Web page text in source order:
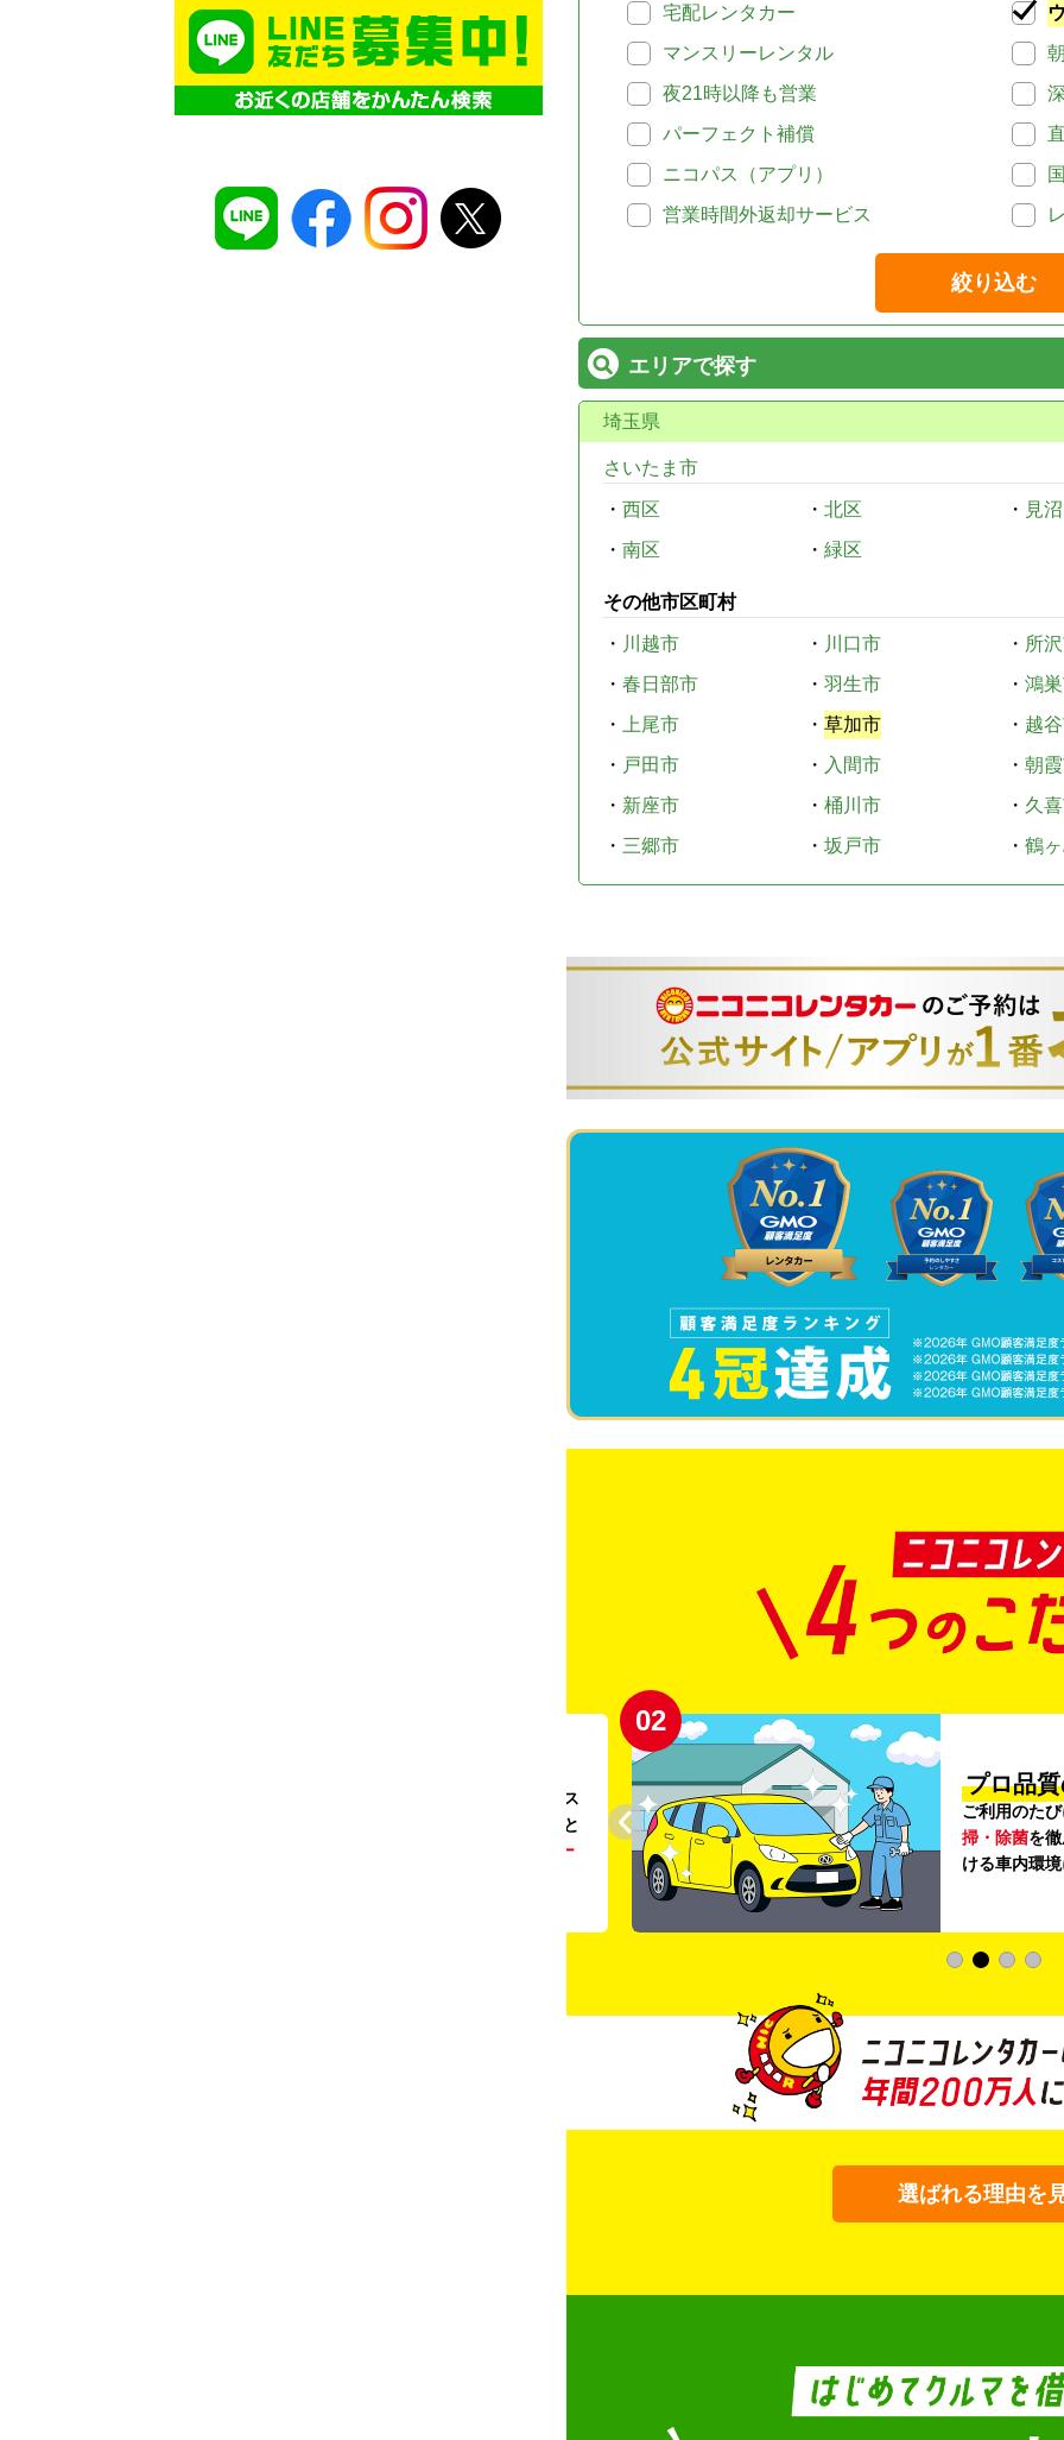
宅配レンタカー
マンスリーレンタル
夜21時以降も営業
パーフェクト補償
ニコパス（アプリ）
営業時間外返却サービス
絞り込む
エリアで探す
埼玉県
さいたま市
・ 西区 ・ 北区 ・ 見
・ 南区 ・ 緑区
その他市区町村
・ 川越市 ・ 川口市 ・ 所
・ 春日部市 ・ 羽生市 ・ 鴻
・
上尾市 ・ 草加市 ・ 越
・ 戸田市 ・ 入間市 ・ 朝
・ 新座市 ・ 桶川市 ・ 久
・ 三郷市 ・ 坂戸市 ・ 鶴
。ガソリンス
タンドや整備工場の既存インフラを活用すること
リー
02
プロ品
ご利用のた
掃・除菌を
ける車内環
選ばれる理由を